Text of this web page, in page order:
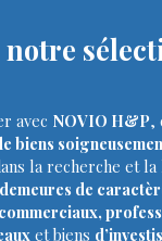
notre
avec NOVIO H&P,
biens
la recherche et la
de
et biens